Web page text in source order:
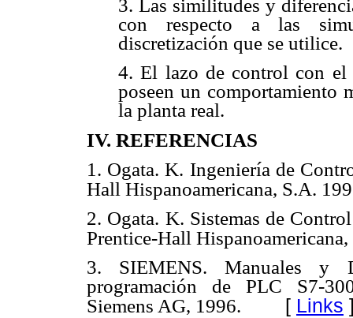
3. Las similitudes y
con respecto a las
discretización que se utilice.
4. El lazo de control con el
poseen un comportamiento
la planta real.
IV. REFERENCIAS
1. Ogata. K. Ingeniería de
Hall Hispanoamericana, S.A.
2. Ogata. K. Sistemas de
Prentice-Hall
3. SIEMENS. Manuales y
programación de PLC S7-
Siemens AG, 1996. [ Links